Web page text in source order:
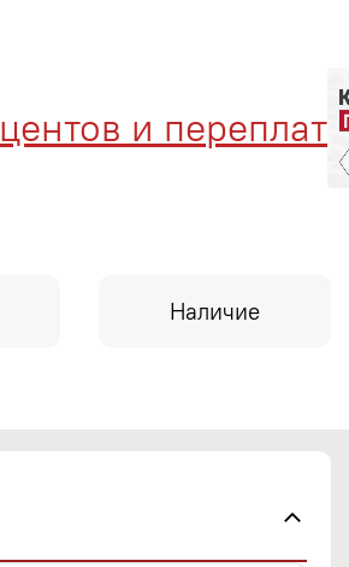
и переплат
Наличие